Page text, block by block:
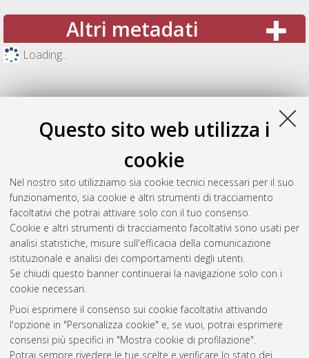
Questo sito web utilizza i
cookie
Nel nostro sito utilizziamo sia cookie tecnici necessari per il suo
funzionamento, sia cookie e altri strumenti di tracciamento
facoltativi che potrai attivare solo con il tuo consenso.
Cookie e altri strumenti di tracciamento facoltativi sono usati per
analisi statistiche, misure sull'efficacia della comunicazione
istituzionale e analisi dei comportamenti degli utenti.
Se chiudi questo banner continuerai la navigazione solo con i
cookie necessari.
Puoi esprimere il consenso sui cookie facoltativi attivando
l'opzione in "Personalizza cookie" e, se vuoi, potrai esprimere
consensi più specifici in "Mostra cookie di profilazione".
Potrai sempre rivedere le tue scelte e verificare lo stato dei
Altri metadati
Loading...
Gestione del documento:
Atom
Rss 1.0
Rss 2.0